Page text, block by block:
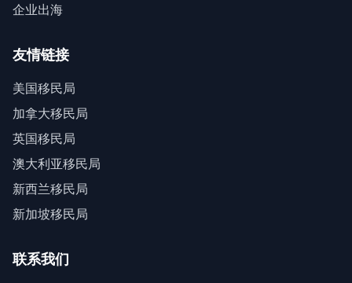
企业出海
友情链接
美国移民局
加拿大移民局
英国移民局
澳大利亚移民局
新西兰移民局
新加坡移民局
联系我们